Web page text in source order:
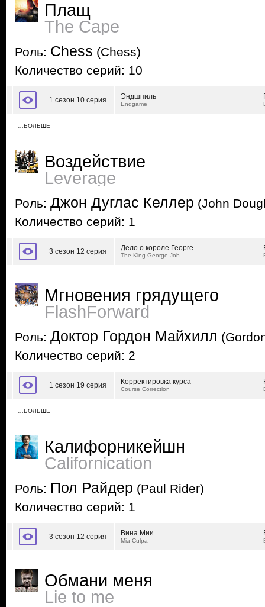
Плащ
The Cape
Роль: Chess (Chess)
Количество серий: 10
1 сезон 10 серия Эндшпиль
Endgame
…БОЛЬШЕ
Воздействие
Leverage
Роль: Джон Дуглас Келлер (John
Количество серий: 1
3 сезон 12 серия Дело о короле Георге
The King George Job
Мгновения грядущего
FlashForward
Роль: Доктор Гордон Майхилл
Количество серий: 2
1 сезон 19 серия Корректировка курса
Course Correction
…БОЛЬШЕ
Калифорникейшн
Californication
Роль: Пол Райдер (Paul Rider)
Количество серий: 1
3 сезон 12 серия Вина Мии
Mia Culpa
Обмани меня
Lie to me